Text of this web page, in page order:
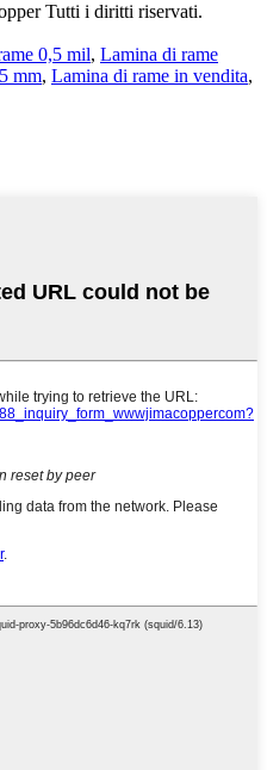
Tutti i diritti riservati.
0,5 mil, Lamina di rame
mm, Lamina di rame in vendita,